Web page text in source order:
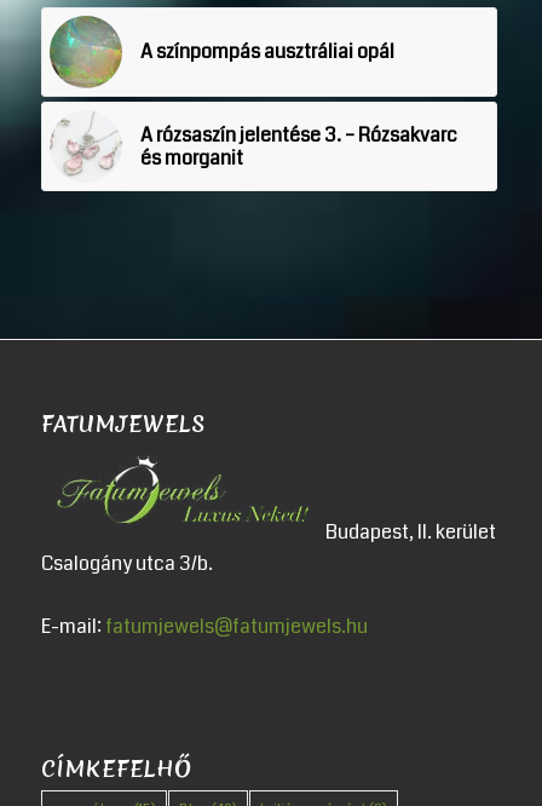
A színpompás ausztráliai opál
A rózsaszín jelentése 3. – Rózsakvarc
és morganit
FATUMJEWELS
Budapest, II. kerület
Csalogány utca 3/b.
E-mail: fatumjewels@fatumjewels.hu
CÍMKEFELHŐ